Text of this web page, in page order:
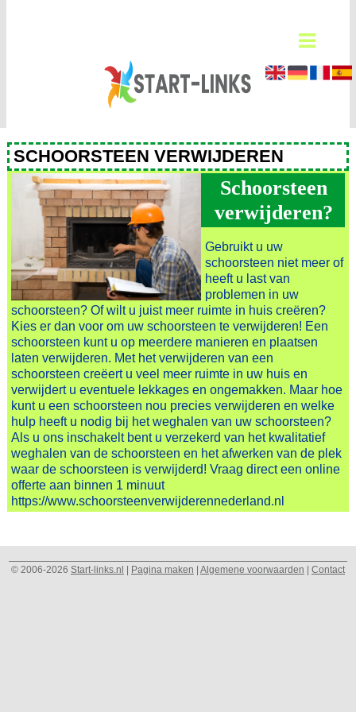
SCHOORSTEEN VERWIJDEREN
Schoorsteen
verwijderen?
Gebruikt u uw
schoorsteen niet meer of
heeft u last van
problemen in uw
schoorsteen? Of wilt u juist meer ruimte in huis creëren?
Kies er dan voor om uw schoorsteen te verwijderen! Een
schoorsteen kunt u op meerdere manieren en plaatsen
laten verwijderen. Met het verwijderen van een
schoorsteen creëert u veel meer ruimte in uw huis en
verwijdert u eventuele lekkages en ongemakken. Maar hoe
kunt u een schoorsteen nou precies verwijderen en welke
hulp heeft u nodig bij het weghalen van uw schoorsteen?
Als u ons inschakelt bent u verzekerd van het kwalitatief
weghalen van de schoorsteen en het afwerken van de plek
waar de schoorsteen is verwijderd! Vraag direct een online
offerte aan binnen 1 minuut
https://www.schoorsteenverwijderennederland.nl
© 2006-2026 Start-links.nl Pagina maken Algemene voorwaarden Contact